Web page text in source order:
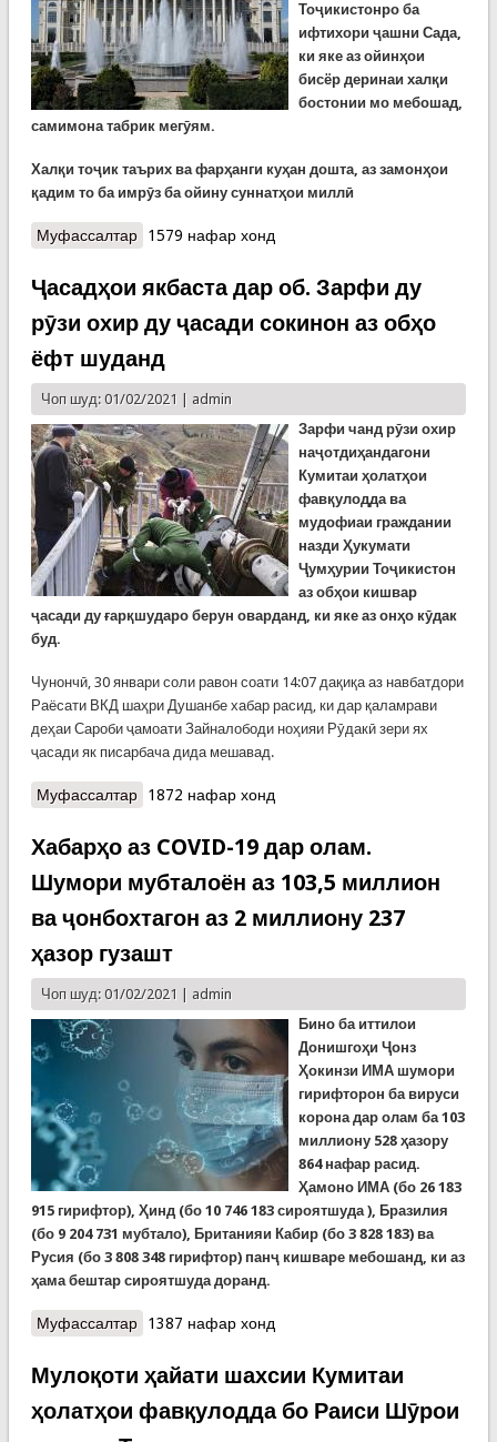
Тоҷикистонро ба
ифтихори ҷашни Сада,
ки яке аз ойинҳои
бисёр деринаи халқи
бостонии мо мебошад,
самимона табрик мегӯям.
Халқи тоҷик таърих ва фарҳанги куҳан дошта, аз замонҳои
қадим то ба имрӯз ба ойину суннатҳои миллӣ
Муфассалтаро Паёми шодбошии Президенти Ҷумҳурии
Раҳмон ба муносибати ҷашни Сада
1579 нафар хонд
Ҷасадҳои якбаста дар об. Зарфи ду
рӯзи охир ду ҷасади сокинон аз обҳо
ёфт шуданд
Чоп шуд: 01/02/2021 | admin
Зарфи чанд рӯзи охир
наҷотдиҳандагони
Кумитаи ҳолатҳои
фавқулодда ва
мудофиаи граждании
назди Ҳукумати
Ҷумҳурии Тоҷикистон
аз обҳои кишвар
ҷасади ду ғарқшударо берун оварданд, ки яке аз онҳо кӯдак
буд.
Чунончӣ, 30 январи соли равон соати 14:07 дақиқа аз навбатдори
Раёсати ВКД шаҳри Душанбе хабар расид, ки дар қаламрави
деҳаи Сароби ҷамоати Зайналободи ноҳияи Рӯдакӣ зери ях
ҷасади як писарбача дида мешавад.
Муфассалтаро Ҷасадҳои якбаста дар об. Зарфи ду рӯзи охир
1872 нафар хонд
Хабарҳо аз COVID-19 дар олам.
Шумори мубталоён аз 103,5 миллион
ва ҷонбохтагон аз 2 миллиону 237
ҳазор гузашт
Чоп шуд: 01/02/2021 | admin
Бино ба иттилои
Донишгоҳи Ҷонз
Ҳокинзи ИМА шумори
гирифторон ба вируси
корона дар олам ба 103
миллиону 528 ҳазору
864 нафар расид.
Ҳамоно ИМА (бо 26 183
915 гирифтор), Ҳинд (бо 10 746 183 сироятшуда ), Бразилия
(бо 9 204 731 мубтало), Британияи Кабир (бо 3 828 183) ва
Русия (бо 3 808 348 гирифтор) панҷ кишваре мебошанд, ки аз
ҳама бештар сироятшуда доранд.
Муфассалтаро Хабарҳо аз COVID-19 дар олам. Шумори
2 миллиону 237 ҳазор гузашт
1387 нафар хонд
Мулоқоти ҳайати шахсии Кумитаи
ҳолатҳои фавқулодда бо Раиси Шӯрои